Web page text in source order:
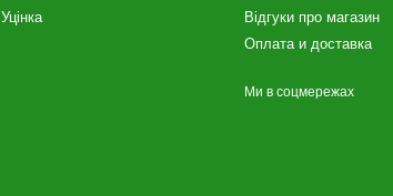
Уцінка
Відгуки про магазин
Оплата и доставка
Ми в соцмережах